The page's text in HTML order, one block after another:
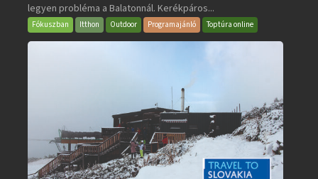
legyen probléma a Balatonnál. Kerékpáros...
Fókuszban Itthon Outdoor Programajánló Toptúra online